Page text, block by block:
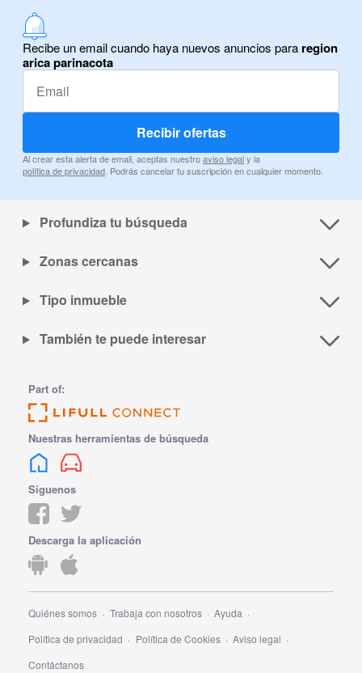
Recibe un email cuando haya nuevos anuncios para region
arica parinacota
Recibir ofertas
Al crear esta alerta de email, aceptas nuestroaviso legaly la
política de privacidad. Podrás cancelar tu suscripción en cualquier momento.
Profundiza tu búsqueda
Zonas cercanas
Tipo inmueble
También te puede interesar
Part of:
Nuestras herramientas de búsqueda
Síguenos
Descarga la aplicación
Quiénes somos Trabaja con nosotros
Ayuda
Política de privacidad
Política de Cookies
Aviso legal
Contáctanos